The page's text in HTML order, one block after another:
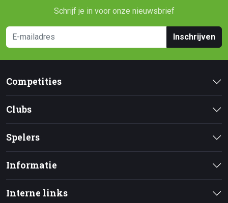
Schrijf je in voor onze nieuwsbrief
Inschrijven
Competities
Clubs
Spelers
Informatie
Interne links